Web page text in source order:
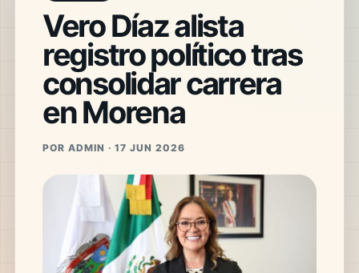
Vero Díaz alista
registro político tras
consolidar carrera
en Morena
POR ADMIN · 17 JUN 2026